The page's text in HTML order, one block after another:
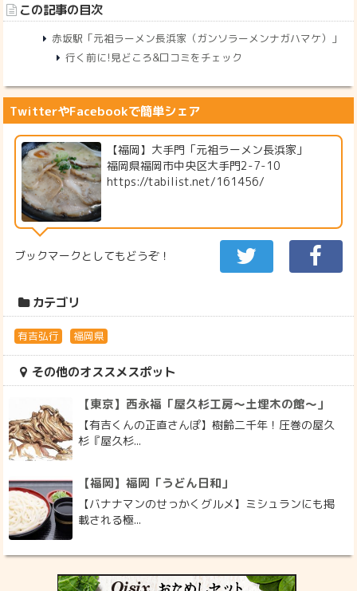
この記事の目次
赤坂駅「元祖ラーメン長浜家（ガンソラーメンナガハマケ）」
行く前に!見どころ&口コミをチェック
TwitterやFacebookで簡単シェア
【福岡】大手門「元祖ラーメン長浜家」
福岡県福岡市中央区大手門2-7-10
https://tabilist.net/161456/
ブックマークとしてもどうぞ！
カテゴリ
有吉弘行 福岡県
その他のオススメスポット
【東京】西永福「屋久杉工房～土埋木の館～」
【有吉くんの正直さんぽ】樹齢二千年！圧巻の屋久
杉『屋久杉...
【福岡】福岡「うどん日和」
【バナナマンのせっかくグルメ】ミシュランにも掲
載される極...